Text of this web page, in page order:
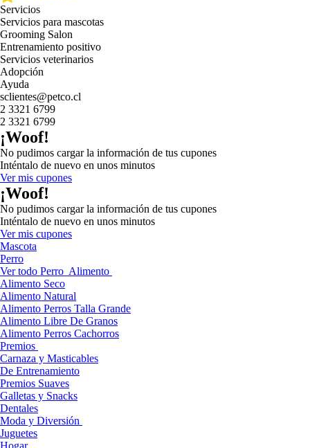
Servicios
Servicios para mascotas
Grooming Salon
Entrenamiento positivo
Servicios veterinarios
Adopción
Ayuda
sclientes@petco.cl
2 3321 6799
2 3321 6799
¡Woof!
No pudimos cargar la información de tus cupones
Inténtalo de nuevo en unos minutos
Ver mis cupones
¡Woof!
No pudimos cargar la información de tus cupones
Inténtalo de nuevo en unos minutos
Ver mis cupones
Mascota
Perro
Ver todo Perro Alimento
Alimento Seco
Alimento Natural
Alimento Perros Talla Grande
Alimento Libre De Granos
Alimento Perros Cachorros
Premios
Carnaza y Masticables
De Entrenamiento
Premios Suaves
Galletas y Snacks
Dentales
Moda y Diversión
Juguetes
Hogar